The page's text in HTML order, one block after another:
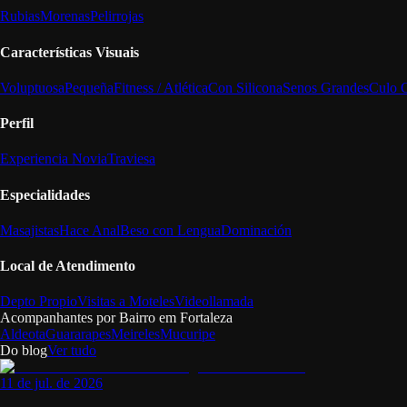
RubiasMorenasPelirrojas
Características Visuais
VoluptuosaPequeñaFitness / AtléticaCon SiliconaSenos GrandesCulo
Perfil
Experiencia NoviaTraviesa
Especialidades
MasajistasHace AnalBeso con LenguaDominación
Local de Atendimento
Depto PropioVisitas a MotelesVideollamada
Acompanhantes por Bairro em Fortaleza
AldeotaGuararapesMeirelesMucuripe
Do blogVer tudo
11 de jul. de 2026